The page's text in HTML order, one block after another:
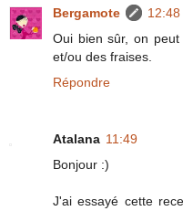
Bergamote
12:48
Oui bien sûr, on
et/ou des fraises.
Répondre
Atalana 11:49
Bonjour :)
J'ai essayé cette